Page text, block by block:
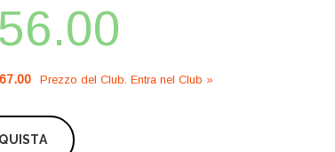
Prezzo del Сlub. Entra nel Сlub »